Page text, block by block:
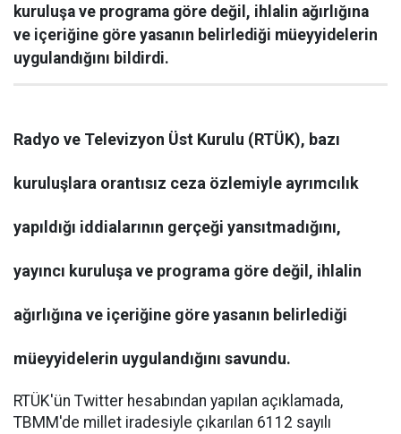
kuruluşa ve programa göre değil, ihlalin ağırlığına
ve içeriğine göre yasanın belirlediği müeyyidelerin
uygulandığını bildirdi.
Radyo ve Televizyon Üst Kurulu (RTÜK), bazı
kuruluşlara orantısız ceza özlemiyle ayrımcılık
yapıldığı iddialarının gerçeği yansıtmadığını,
yayıncı kuruluşa ve programa göre değil, ihlalin
ağırlığına ve içeriğine göre yasanın belirlediği
müeyyidelerin uygulandığını savundu.
RTÜK'ün Twitter hesabından yapılan açıklamada,
TBMM'de millet iradesiyle çıkarılan 6112 sayılı